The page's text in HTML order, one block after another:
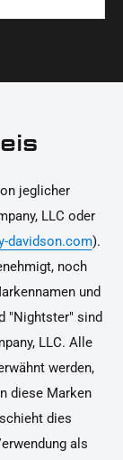
jeglicher
LLC oder
davidson.com).
noch
und
"Nightster" sind
LLC. Alle
werden,
diese Marken
dies
als